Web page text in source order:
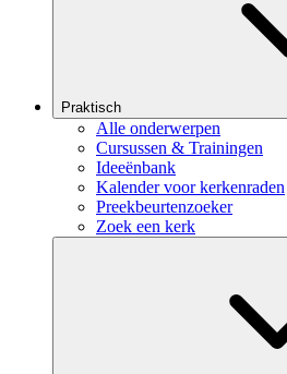
Praktisch
Alle onderwerpen
Cursussen & Trainingen
Ideeënbank
Kalender voor kerkenraden
Preekbeurtenzoeker
Zoek een kerk